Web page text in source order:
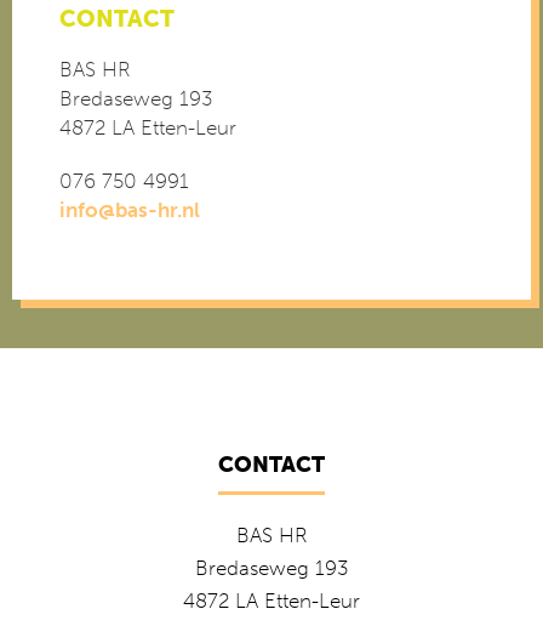
CONTACT
BAS HR
Bredaseweg 193
4872 LA Etten-Leur
076 750 4991
info@bas-hr.nl
CONTACT
BAS HR
Bredaseweg 193
4872 LA Etten-Leur